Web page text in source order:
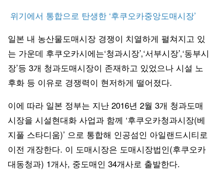
위기에서 통합으로 탄생한 ‘후쿠오카중앙도매시장’
일본 내 농산물도매시장 경쟁이 치열하게 펼쳐지고 있
는 가운데 후쿠오카시에는‘청과시장’,‘서부시장’,‘동부시
장’등 3개 청과도매시장이 존재하고 있었으나 시설 노
후화 등 이유로 경쟁력이 현저하게 떨어졌다.
이에 따라 일본 정부는 지난 2016년 2월 3개 청과도매
시장을 시설현대화 사업과 함께 ‘후쿠오카청과시장(베
지풀 스타디움)’ 으로 통합해 인공섬인 아일랜드시티로
이전 개장한다. 이 도매시장은 도매시장법인(후쿠오카
대동청과) 1개사, 중도매인 34개사로 출발한다.